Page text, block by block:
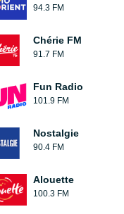
94.3 FM
Chérie FM
91.7 FM
Fun Radio
101.9 FM
Nostalgie
90.4 FM
Alouette
100.3 FM